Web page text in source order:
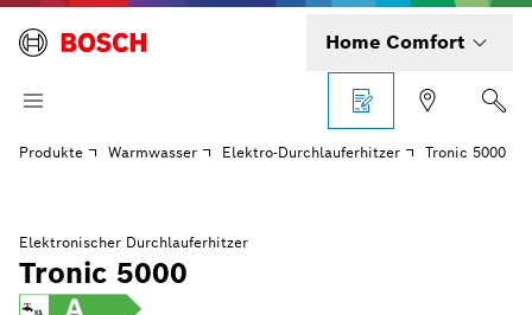
Home Comfort
Produkte Warmwasser Elektro-Durchlauferhitzer Tronic 5000
Elektronischer Durchlauferhitzer
Tronic 5000